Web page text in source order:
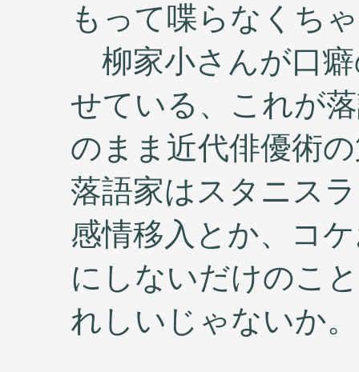
もって喋らなくち
柳家小さんが口
せている、これが
のまま近代俳優術
落語家はスタニス
感情移入とか、コ
にしないだけのこ
れしいじゃないか。